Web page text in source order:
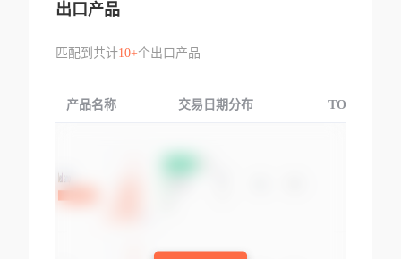
出口产品
匹配到共计10+个出口产品
产品名称 交易日期分布 TOP3交易国